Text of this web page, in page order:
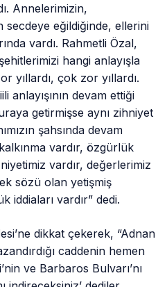
Annelerimizin,
secdeye eğildiğinde, ellerini
vardı. Rahmetli Özal,
hangi anlayışla
yıllardı, çok zor yıllardı.
anlayışının devam ettiği
getirmişse aynı zihniyet
şahsında devam
vardır, özgürlük
vardır, değerlerimiz
sözü olan yetişmiş
iddiaları vardır” dedi.
dikkat çekerek, “Adnan
caddenin hemen
ve Barbaros Bulvarı’nı